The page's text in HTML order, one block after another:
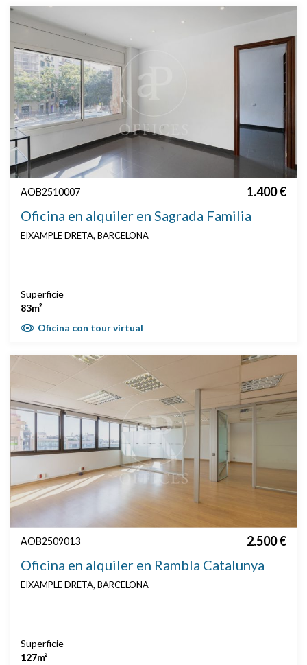
AOB2510007 1.400 €
Oficina en alquiler en Sagrada Familia
EIXAMPLE DRETA, BARCELONA
Superficie
83m²
Oficina con tour virtual
AOB2509013 2.500 €
Oficina en alquiler en Rambla Catalunya
EIXAMPLE DRETA, BARCELONA
Superficie
127m²